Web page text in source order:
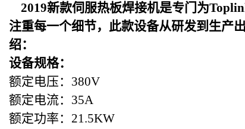
2019新款伺服热板焊接机是专门为
注重每一个细节，此款设备从研发到生产
绍：
设备规格：
额定电压：380V
额定电流：35A
额定功率：21.5KW